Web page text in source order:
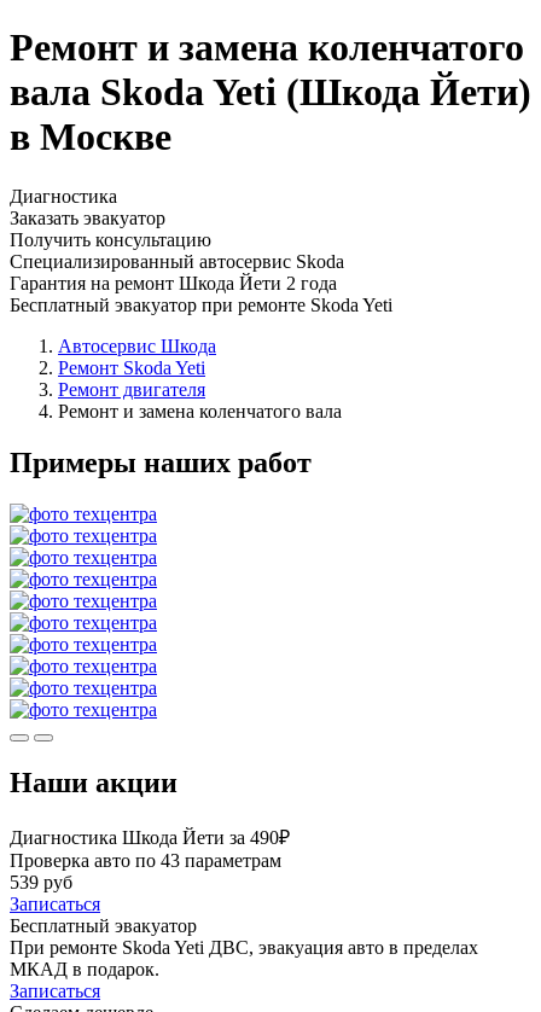
Ремонт и замена коленчатого
вала Skoda Yeti (Шкода Йети)
в Москве
Диагностика
Заказать эвакуатор
Получить консультацию
Специализированный автосервис Skoda
Гарантия на ремонт Шкода Йети 2 года
Бесплатный эвакуатор при ремонте Skoda Yeti
Автосервис Шкода
Ремонт Skoda Yeti
Ремонт двигателя
Ремонт и замена коленчатого вала
Примеры наших работ
Наши акции
Диагностика Шкода Йети за 490₽
Проверка авто по 43 параметрам
539 руб
Записаться
Бесплатный эвакуатор
При ремонте Skoda Yeti ДВС, эвакуация авто в пределах
МКАД в подарок.
Записаться